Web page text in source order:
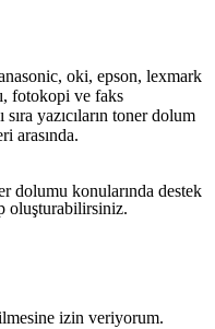
oki, epson, lexmark
fotokopi ve faks
yazıcıların toner dolum
arasında.
dolumu konularında destek
oluşturabilirsiniz.
izin veriyorum.